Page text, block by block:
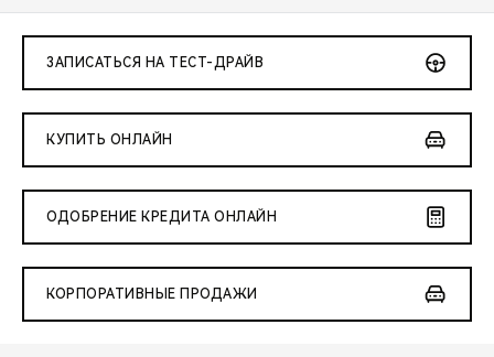
ЗАПИСАТЬСЯ НА ТЕСТ-ДРАЙВ
КУПИТЬ ОНЛАЙН
ОДОБРЕНИЕ КРЕДИТА ОНЛАЙН
КОРПОРАТИВНЫЕ ПРОДАЖИ